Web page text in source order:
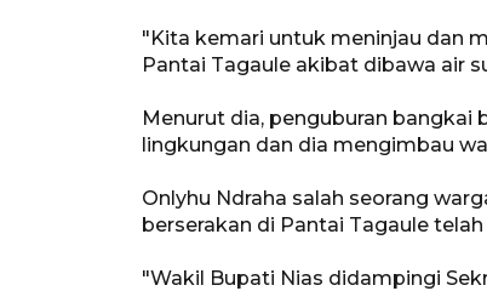
"Kita kemari untuk meninjau dan
Pantai Tagaule akibat dibawa air
Menurut dia, penguburan bangkai
lingkungan dan dia mengimbau
Onlyhu Ndraha salah seorang
berserakan di Pantai Tagaule
"Wakil Bupati Nias didampingi